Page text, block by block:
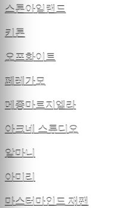
스톤아일랜드
키톤
오프화이트
페레가모
메종마르지엘라
아크네 스튜디오
알마니
아미리
마스터마인드 재팬